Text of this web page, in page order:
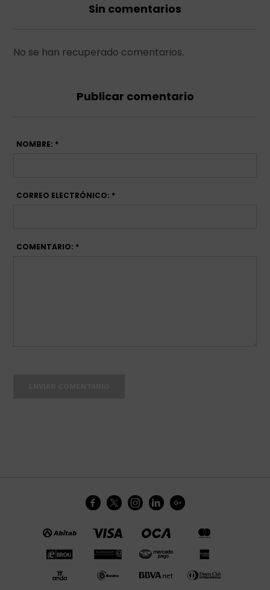
Sin comentarios
No se han recuperado comentarios.
Publicar comentario
NOMBRE: *
CORREO ELECTRÓNICO: *
COMENTARIO: *
    